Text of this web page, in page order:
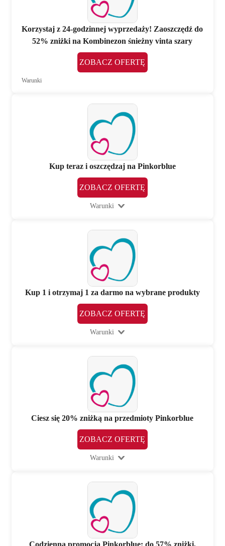
Korzystaj z 24-godzinnej wyprzedaży! Zaoszczędź do
52% zniżki na Kombinezon śnieżny vinta szary
ZOBACZ OFERTĘ
Warunki
Kup teraz i oszczędzaj na Pinkorblue
ZOBACZ OFERTĘ
Warunki
Kup 1 i otrzymaj 1 za darmo na wybrane produkty
ZOBACZ OFERTĘ
Warunki
Ciesz się 20% zniżką na przedmioty Pinkorblue
ZOBACZ OFERTĘ
Warunki
Codzienna promocja Pinkorblue: do 57% zniżki,